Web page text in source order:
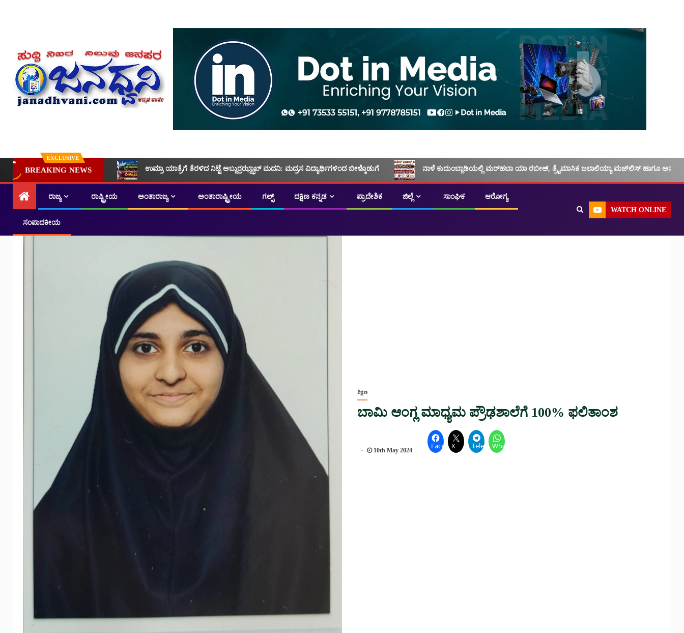
EXCLUSIVE
BREAKING NEWS ಉಮ್ರಾ ಯಾತ್ರೆಗೆ ತೆರಳಿದ ನಿಟ್ಟೆ ಅಬ್ದುರ್ರಝ್ಝಾಖ್ ಮದನಿ: ಮದ್ರಸ ವಿದ್ಯಾರ್ಥಿಗಳಿಂದ ಬೀಳ್ಕೊಡುಗೆ ನಾಳೆ ಕುದುಂಬ್ಲಾಡಿಯಲ್ಲಿ ಮರ್‌‌ಹಬಾ ಯಾ ರಬೀಅ್, ತ್ರೈಮಾಸಿಕ ಜಲಾಲಿಯ್ಯಾ ಮಜ್‌‌ಲಿಸ್‌‌ ಹಾಗೂ
ರಾಜ್ಯ ರಾಷ್ಟ್ರೀಯ ಅಂತಾರಾಜ್ಯ ಅಂತಾರಾಷ್ಟ್ರೀಯ ಗಲ್ಫ್ ದಕ್ಷಿಣ ಕನ್ನಡ ಪ್ರಾದೇಶಿಕ ಜಿಲ್ಲೆ ಸಾಂಘಿಕ ಆರೋಗ್ಯ
ಸಂಪಾದಕೀಯ
WATCH ONLINE
ಶಿಕ್ಷಣ
ಬಾಮಿ ಆಂಗ್ಲ ಮಾಧ್ಯಮ ಪ್ರೌಢಶಾಲೆಗೆ 100% ಫಲಿತಾಂಶ
10th May 2024 Facebook
X TelegramWhatsApp